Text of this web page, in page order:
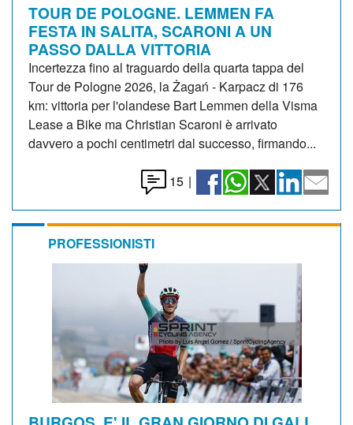
TOUR DE POLOGNE. LEMMEN FA
FESTA IN SALITA, SCARONI A UN
PASSO DALLA VITTORIA
Incertezza fino al traguardo della quarta tappa del
Tour de Pologne 2026, la Żagań - Karpacz di 176
km: vittoria per l'olandese Bart Lemmen della Visma
Lease a Bike ma Christian Scaroni è arrivato
davvero a pochi centimetri dal successo, firmando...
15 |
PROFESSIONISTI